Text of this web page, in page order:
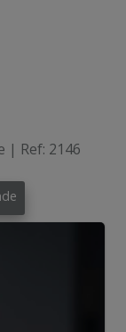
| Ref: 2146